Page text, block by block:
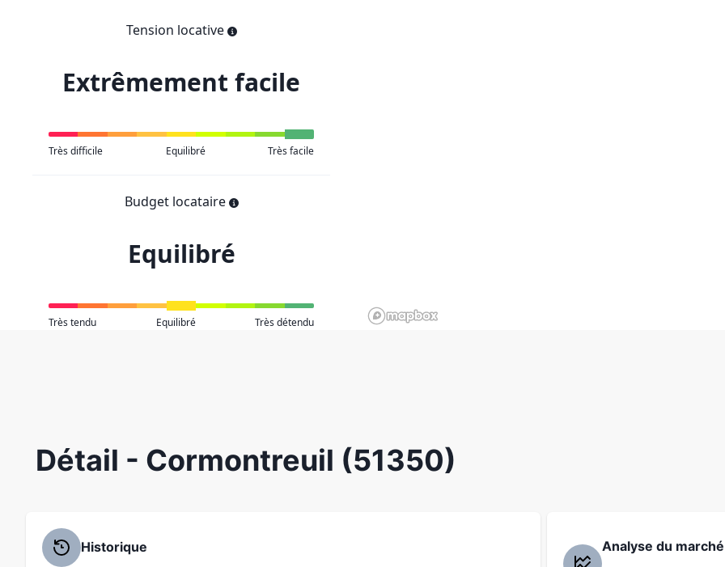
Tension locative
Extrêmement facile
Très difficile Equilibré Très facile
Budget locataire
Equilibré
Très tendu Equilibré Très détendu
Détail - Cormontreuil (51350)
Historique Analyse du marché